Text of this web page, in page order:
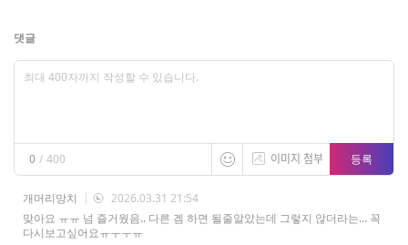
댓글
0 / 400 이미지 첨부 등록
개머리망치
2026.03.31 21:54
맞아요 ㅠㅠ 넘 즐거웠음.. 다른 겜 하면 될줄알았는데 그렇지 않더라는... 꼭
다시보고싶어요ㅠㅜㅜㅠ